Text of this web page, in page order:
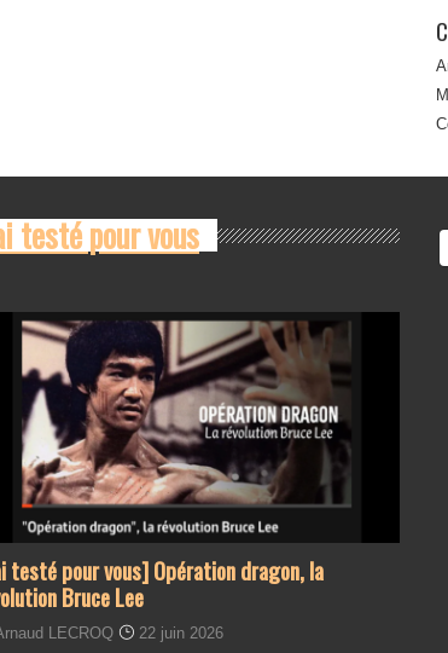
testé pour vous
testé pour vous] Opération dragon, la
Bruce Lee
LECROQ 22 juin 2026